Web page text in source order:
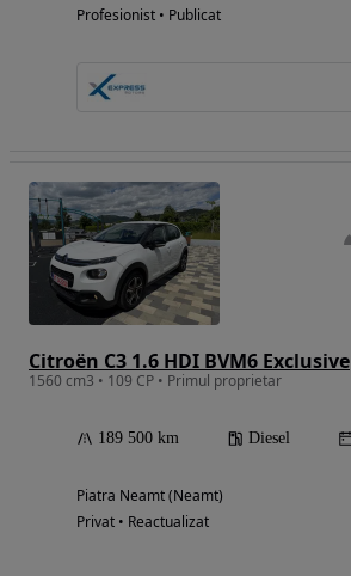
Profesionist • Publicat
Citroën C3 1.6 HDI BVM6 Exclusive
1560 cm3 • 109 CP • Primul proprietar
189 500 km Diesel
Piatra Neamt (Neamt)
Privat • Reactualizat